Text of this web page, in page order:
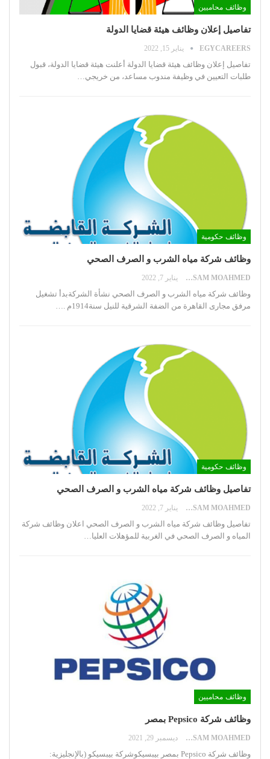
وظائف محاميين
تفاصيل إعلان وظائف هيئة قضايا الدولة
EGYCAREERS يناير 15, 2022
تفاصيل إعلان وظائف هيئة قضايا الدولة أعلنت هيئة قضايا الدولة، قبول
طلبات التعيين في وظيفة مندوب مساعد، من خريجي
وظائف حكومية
وظائف شركة مياه الشرب و الصرف الصحي
HOSSAM MOAHMED يناير 7, 2022
وظائف شركة مياه الشرب و الصرف الصحي نشأة الشركةبدأ تشغيل
مرفق مجارى القاهرة من الضفة الشرقية للنيل سنة1914م .
…
وظائف حكومية
تفاصيل وظائف شركة مياه الشرب و الصرف الصحي
HOSSAM MOAHMED يناير 7, 2022
تفاصيل وظائف شركة مياه الشرب و الصرف الصحي اعلان وظائف شركة
المياه و الصرف الصحي في الغربية للمؤهلات العليا…
وظائف محاميين
وظائف شركة Pepsico بمصر
HOSSAM MOAHMED ديسمبر 29, 2021
وظائف شركة Pepsico بمصر
بيبسيكوشركة بيبسيكو (بالإنجليزية: